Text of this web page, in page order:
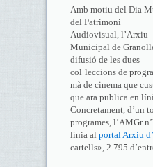
Amb motiu del Dia
del Patrimoni
Audiovisual, l’Arxiu
Municipal de
difusió de les dues
col·leccions de
mà de cinema que
que ara publica en
Concretament, d’un
programes, l’AMGr
línia al portal Arxiu
cartells», 2.795